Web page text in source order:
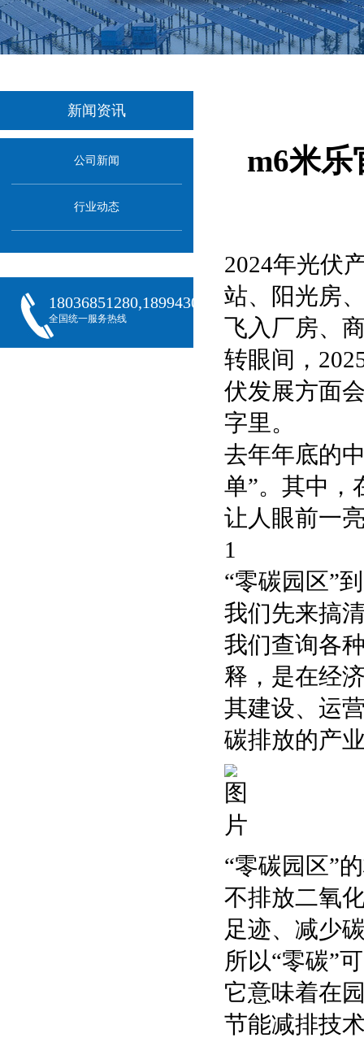
新闻资讯
公司新闻
行业动态
18036851280,18994301288,18068407382
全国统一服务热线
m6米乐
2024年光伏
站、阳光房
飞入厂房、
转眼间，
伏发展方面
字里。
去年年底的
单”。其中，
让人眼前一
1
“零碳园区”
我们先来搞
我们查询各
释，是在经
其建设、运
碳排放的产
“零碳园区”
不排放二氧
足迹、减少
所以“零碳”
它意味着在
节能减排技